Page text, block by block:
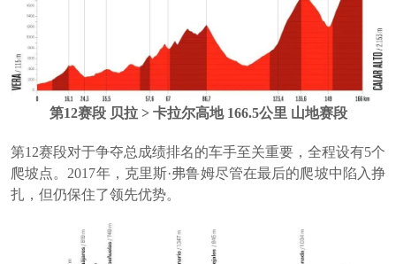
第12赛段 贝拉 > 卡拉尔高地 166.5公里 山地赛段
第12赛段对于争夺总成绩排名的车手至关重要，全程设有5个
爬坡点。2017年，克里斯·弗鲁姆尽管在最后的爬坡中陷入挣
扎，但仍保住了领先优势。